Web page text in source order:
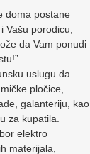
doma postane
Vašu porodicu,
da Vam ponudi
uslugu da
pločice,
galanteriju, kao
za kupatila.
elektro
materijala,